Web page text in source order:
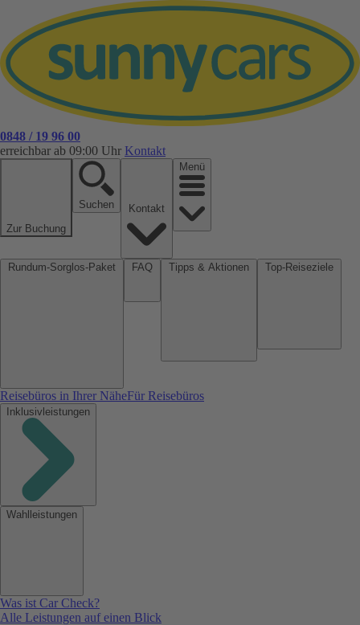
0848 / 19 96 00
erreichbar ab 09:00 Uhr Kontakt
Zur Buchung
Suchen
Menü
Reisebüros in Ihrer NäheFür Reisebüros
Inklusivleistungen
Wahlleistungen
Was ist Car Check?
Alle Leistungen auf einen Blick